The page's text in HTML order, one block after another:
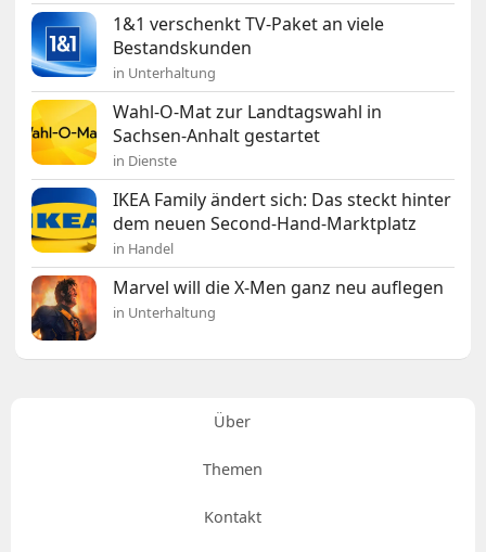
1&1 verschenkt TV-Paket an viele
Bestandskunden
in Unterhaltung
Wahl-O-Mat zur Landtagswahl in
Sachsen-Anhalt gestartet
in Dienste
IKEA Family ändert sich: Das steckt hinter
dem neuen Second-Hand-Marktplatz
in Handel
Marvel will die X-Men ganz neu auflegen
in Unterhaltung
Über
Themen
Kontakt